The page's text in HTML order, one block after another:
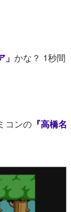
かな？ 1秒間
コンの 『高橋名